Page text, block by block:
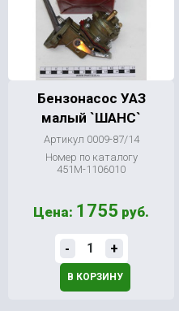
Бензонасос УАЗ
малый `ШАНС`
Артикул 0009-87/14
Номер по каталогу
451М-1106010
Цена: 1755 руб.
- +
В КОРЗИНУ